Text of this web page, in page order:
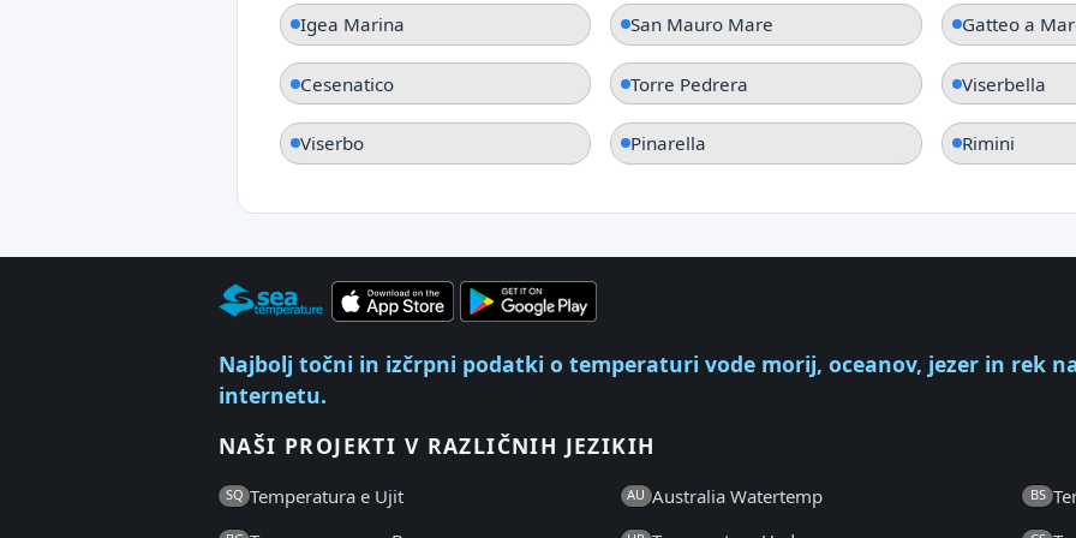
Igea Marina San Mauro Mare Gatteo a
Cesenatico Torre Pedrera Viserbella
Viserbo Pinarella Rimini
Najbolj točni in izčrpni podatki o temperaturi vode morij, oceanov, jezer in rek
internetu.
NAŠI PROJEKTI V RAZLIČNIH JEZIKIH
SQ Temperatura e Ujit AU Australia Watertemp BS